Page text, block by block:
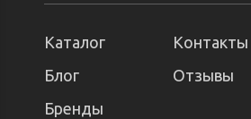
Каталог
Контакты
Блог
Отзывы
Бренды